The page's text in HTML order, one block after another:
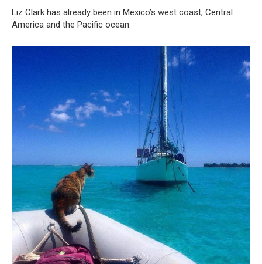
Liz Clark has already been in Mexico’s west coast, Central
America and the Pacific ocean.